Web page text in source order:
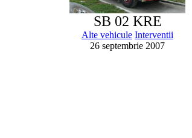
SB 02 KRE
Alte vehicule Interventii
26 septembrie 2007